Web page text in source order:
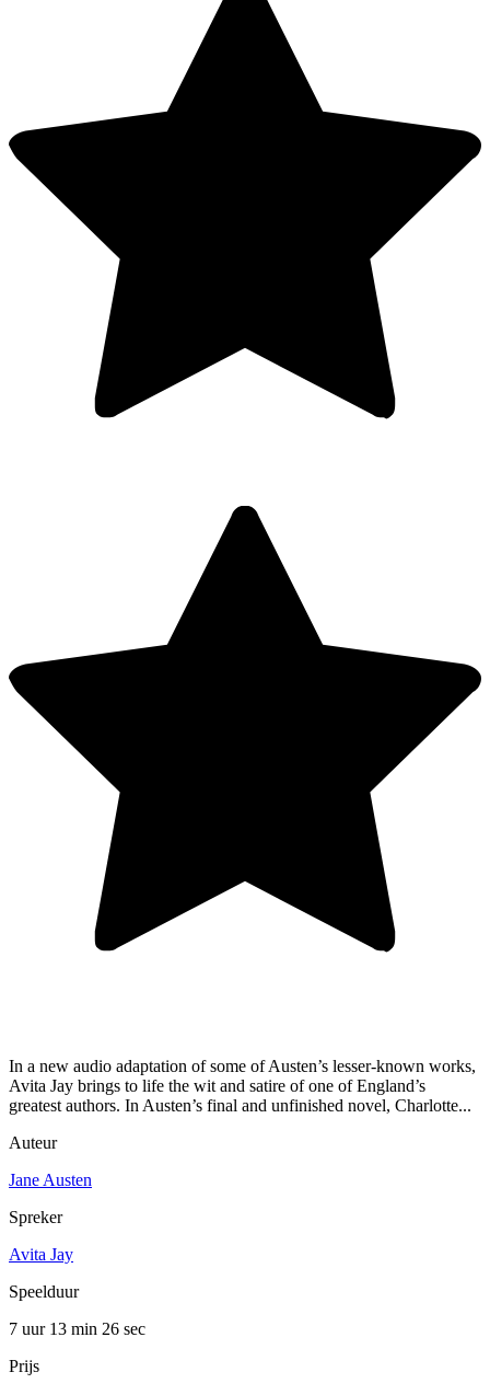
In a new audio adaptation of some of Austen’s lesser-known works,
Avita Jay brings to life the wit and satire of one of England’s
greatest authors. In Austen’s final and unfinished novel, Charlotte...
Auteur
Jane Austen
Spreker
Avita Jay
Speelduur
7 uur 13 min 26 sec
Prijs